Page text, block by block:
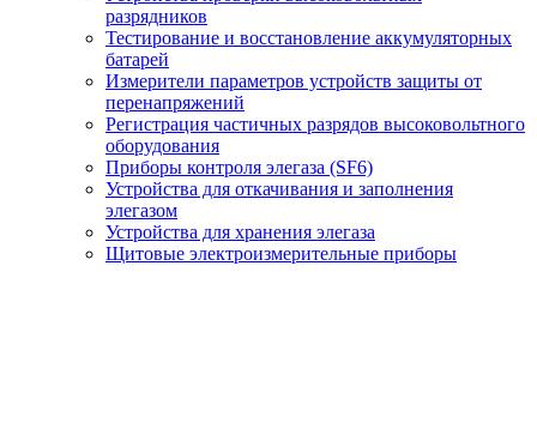
разрядников
Тестирование и восстановление аккумуляторных
батарей
Измерители параметров устройств защиты от
перенапряжений
Регистрация частичных разрядов высоковольтного
оборудования
Приборы контроля элегаза (SF6)
Устройства для откачивания и заполнения
элегазом
Устройства для хранения элегаза
Щитовые электроизмерительные приборы